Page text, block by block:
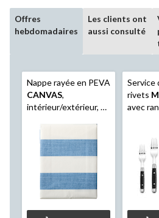
Offres
hebdomadaires
Les clients ont
aussi consulté
Nappe rayée en PEVA
CANVAS,
intérieur/extérieur, 60
Service
rivets
avec